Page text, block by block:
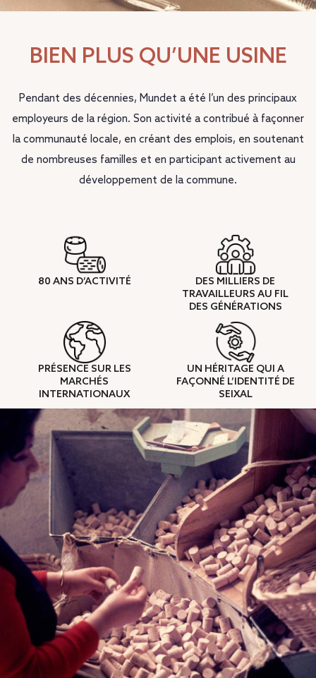
BIEN PLUS QU’UNE USINE
Pendant des décennies, Mundet a été l’un des principaux
employeurs de la région. Son activité a contribué à façonner
la communauté locale, en créant des emplois, en soutenant
de nombreuses familles et en participant activement au
développement de la commune.
80 ANS D’ACTIVITÉ
DES MILLIERS DE
TRAVAILLEURS AU FIL
DES GÉNÉRATIONS
PRÉSENCE SUR LES
MARCHÉS
INTERNATIONAUX
UN HÉRITAGE QUI A
FAÇONNÉ L’IDENTITÉ DE
SEIXAL